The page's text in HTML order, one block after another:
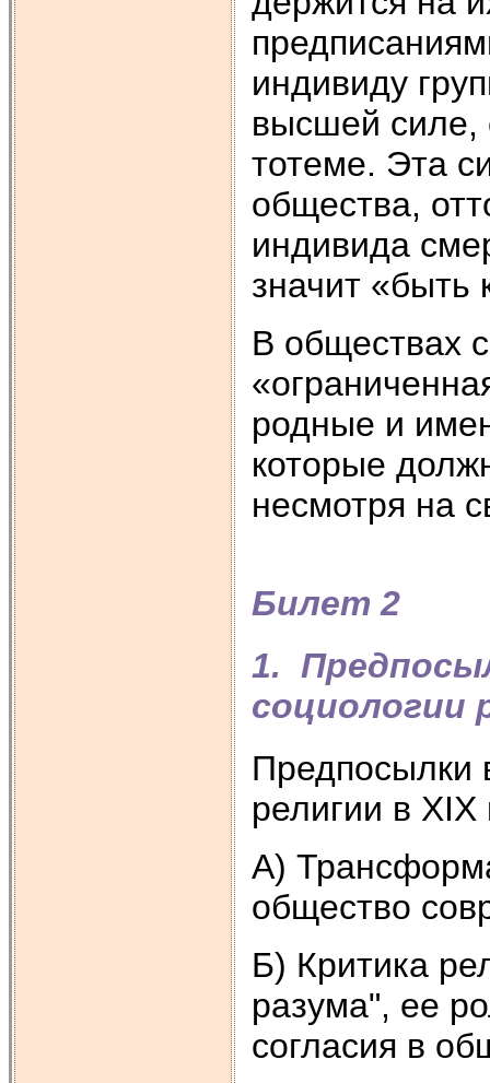
индивиду
высшей силе,
тотеме. Эта
общества,
индивида
значит «быть
В обществах
родные и
которые
несмотря на
Билет 2
1.
социологии
Предпосылки
религии в ХIХ
А)
общество
Б) Критика
разума", ее
согласия в